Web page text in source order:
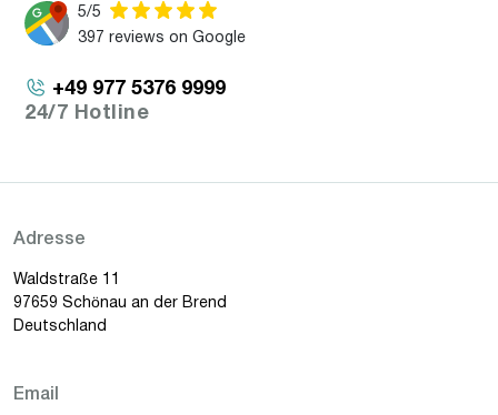
5/5
397 reviews on Google
+49 977 5376 9999
24/7 Hotline
Adresse
Waldstraße 11
97659 Schönau an der Brend
Deutschland
Email